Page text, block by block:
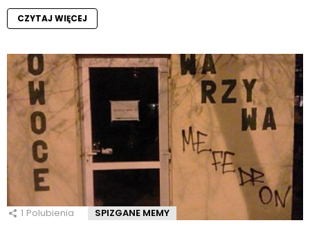
CZYTAJ WIĘCEJ
1 Polubienia SPIZGANE MEMY